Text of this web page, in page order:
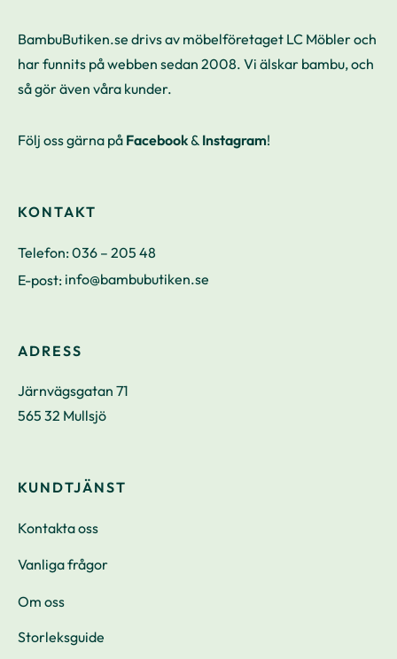
BambuButiken.se drivs av möbelföretaget LC Möbler och
har funnits på webben sedan 2008. Vi älskar bambu, och
så gör även våra kunder.
Följ oss gärna på Facebook& Instagram!
KONTAKT
Telefon:036 – 205 48
E-post: info@bambubutiken.se
ADRESS
Järnvägsgatan 71
565 32 Mullsjö
KUNDTJÄNST
Kontakta oss
Vanliga frågor
Om oss
Storleksguide